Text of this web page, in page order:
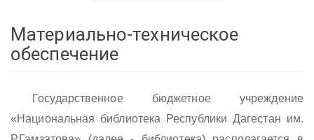
Материально-техническое
обеспечение
Государственное бюджетное учреждение
«Национальная библиотека Республики Дагестан им.